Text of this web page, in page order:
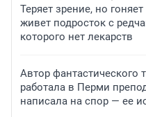
Теряет зрение, но
живет подросток с
которого нет лекарств
Автор фантастического
работала в Перми
написала на спор — ее